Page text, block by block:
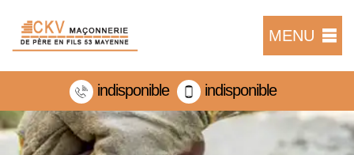
MENU
indisponible indisponible